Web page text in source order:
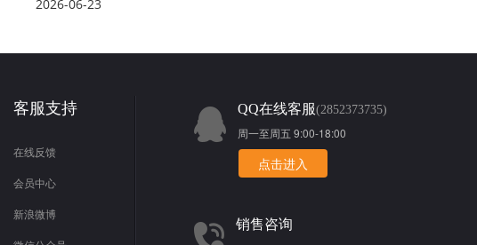
2026-06-23
客服支持
在线反馈
会员中心
新浪微博
QQ在线客服(2852373735)
周一至周五 9:00-18:00
点击进入
销售咨询